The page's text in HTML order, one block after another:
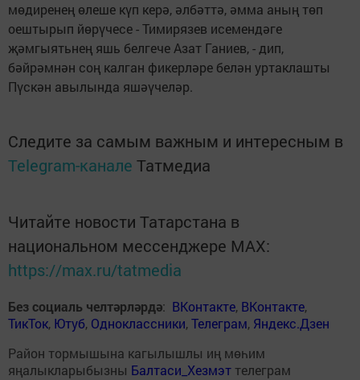
мөдиренең өлеше күп керә, әлбәттә, әмма аның төп
оештырып йөрүчесе - Тимирязев исемендәге
җәмгыятьнең яшь белгече Азат Ганиев, - дип,
бәйрәмнән соң калган фикерләре белән уртаклашты
Пүскән авылында яшәүчеләр.
Следите за самым важным и интересным в
Telegram-канале Татмедиа
Читайте новости Татарстана в
национальном мессенджере MАХ:
https://max.ru/tatmedia
Без социаль челтәрләрдә: ВКонтакте, ВКонтакте,
ТикТок, Ютуб, Одноклассники,Телеграм, Яндекс.Дзен
Район тормышына кагылышлы иң мөһим
яңалыкларыбызны Балтаси_Хезмэт телеграм